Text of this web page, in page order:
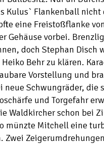
Kulus` Flankenball
eine Freistoßflanke
Gehäuse vorbei.
doch Stephan Disch
Behr zu klären.
Vorstellung und
Schwungräder, die
und Torgefahr
Waldkircher schon bei
münzte Mitchell eine